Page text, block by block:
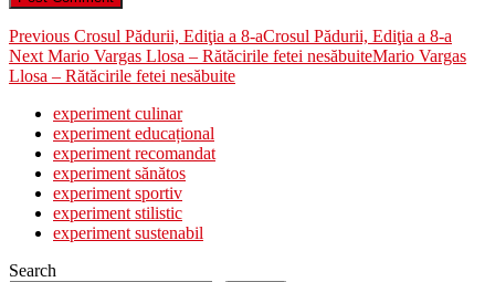
Post
navigation
Previous Previous
post:
Crosul Pădurii, Ediţia a 8-aCrosul Pădurii, Ediţia a 8-a
Next Next
post:
Mario Vargas Llosa – Rătăcirile fetei nesăbuiteMario Vargas
Llosa – Rătăcirile fetei nesăbuite
experiment culinar
experiment educațional
experiment recomandat
experiment sănătos
experiment sportiv
experiment stilistic
experiment sustenabil
Search